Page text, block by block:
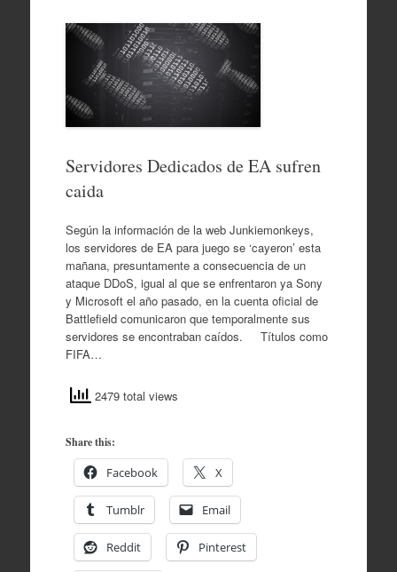
Servidores Dedicados de EA sufren
caida
Según la información de la web Junkiemonkeys,
los servidores de EA para juego se ‘cayeron’ esta
mañana, presuntamente a consecuencia de un
ataque DDoS, igual al que se enfrentaron ya Sony
y Microsoft el año pasado, en la cuenta oficial de
Battlefield comunicaron que temporalmente sus
servidores se encontraban caídos. Títulos como
FIFA…
2479 total views
Share this:
Facebook X
Tumblr Email
Reddit Pinterest